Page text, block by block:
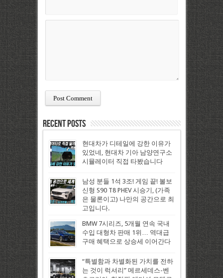
Recent Posts
현대차가 디테일에 강한 이유가
있었네, 현대차 기아 남양연구소
시뮬레이터 직접 타봤습니다
남성 분들 1석 3조! 게임 끝! 볼보
신형 S90 T8 PHEV 시승기, (가족
은 물론이고) 나만의 공간으로 최
고입니다.
BMW 7시리즈, 5개월 연속 국내
수입 대형차 판매 1위… 역대급
구매 혜택으로 상승세 이어간다
“특별함과 차별화된 가치를 전하
는 것이 럭셔리” 메르세데스-벤